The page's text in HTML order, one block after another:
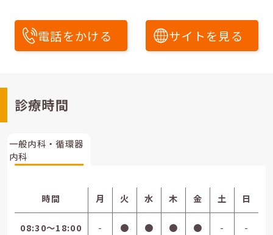
電話をかける サイトを見る
診療時間
一般内科・循環器
内科
時間 月 火 水 木 金 土 日
08:30〜18:00 - ● ● ● ● -
-